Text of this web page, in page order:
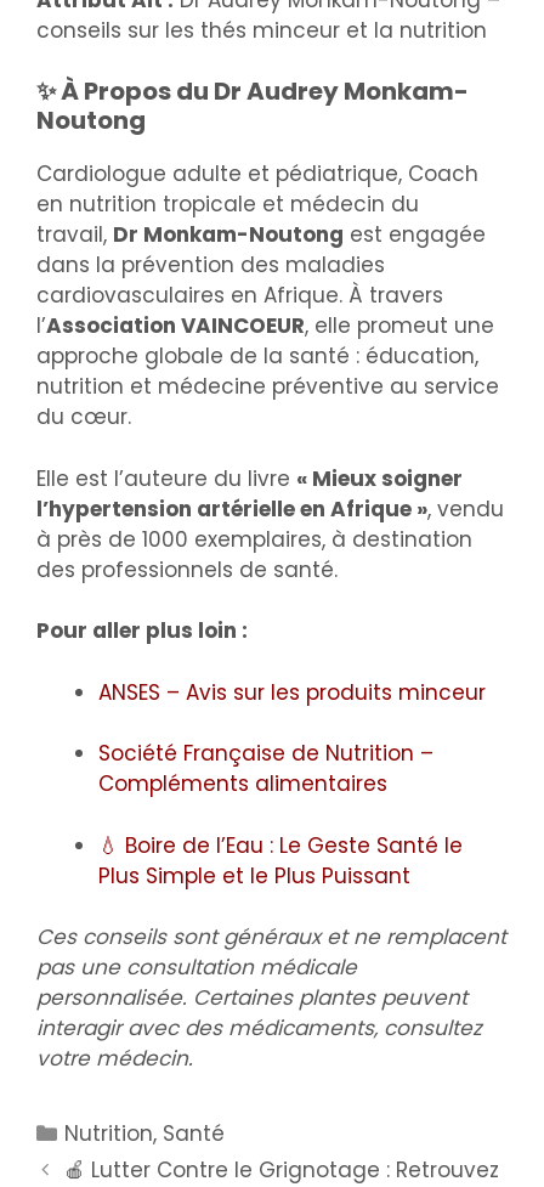
conseils sur les thés minceur et la nutrition
✨ À Propos du Dr Audrey Monkam-
Noutong
Cardiologue adulte et pédiatrique, Coach
en nutrition tropicale et médecin du
travail, Dr Monkam-Noutong est engagée
dans la prévention des maladies
cardiovasculaires en Afrique. À travers
l’Association VAINCOEUR, elle promeut une
approche globale de la santé : éducation,
nutrition et médecine préventive au service
du cœur.
Elle est l’auteure du livre « Mieux soigner
l’hypertension artérielle en Afrique », vendu
à près de 1000 exemplaires, à destination
des professionnels de santé.
Pour aller plus loin :
ANSES – Avis sur les produits minceur
Société Française de Nutrition –
Compléments alimentaires
💧 Boire de l’Eau : Le Geste Santé le
Plus Simple et le Plus Puissant
Ces conseils sont généraux et ne remplacent
pas une consultation médicale
personnalisée. Certaines plantes peuvent
interagir avec des médicaments, consultez
votre médecin.
Nutrition, Santé
🍎 Lutter Contre le Grignotage : Retrouvez